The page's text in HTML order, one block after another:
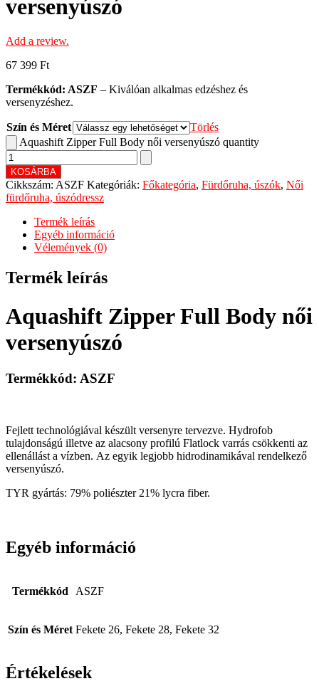
versenyúszó
Add a review.
67 399 Ft
Termékkód: ASZF – Kiválóan alkalmas edzéshez és
versenyzéshez.
Szín és Méret
Törlés
Aquashift Zipper Full Body női versenyúszó quantity
KOSÁRBA
Cikkszám: ASZF Kategóriák: Főkategória, Fürdőruha, úszók, Női
fürdőruha, úszódressz
Termék leírás
Egyéb információ
Vélemények (0)
Termék leírás
Aquashift Zipper Full Body női
versenyúszó
Termékkód: ASZF
Fejlett technológiával készült versenyre tervezve. Hydrofob
tulajdonságú illetve az alacsony profilú Flatlock varrás csökkenti az
ellenállást a vízben. Az egyik legjobb hidrodinamikával rendelkező
versenyúszó.
TYR gyártás: 79% poliészter 21% lycra fiber.
Egyéb információ
Termékkód ASZF
Szín és Méret Fekete 26, Fekete 28, Fekete 32
Értékelések